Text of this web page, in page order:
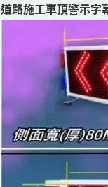
道路施工車頂警示字